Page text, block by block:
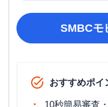
SMBCモ
おすすめポイ
10秒簡易審査